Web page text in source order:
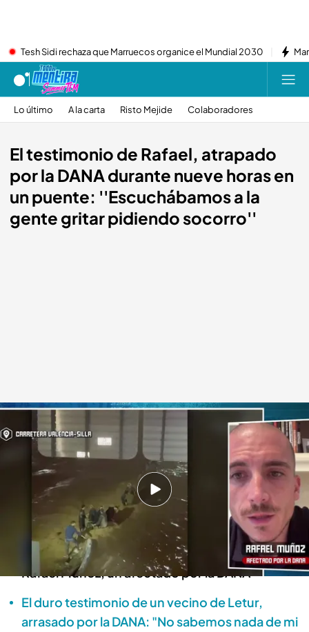
Tesh Sidi rechaza que Marruecos organice el Mundial 2030
Lo último A la carta Risto Mejide Colaboradores
El testimonio de Rafael, atrapado
por la DANA durante nueve horas en
un puente: ''Escuchábamos a la
gente gritar pidiendo socorro''
Hablamos con Rafael Muñoz
Todo es mentira
30 OCT 2024 - 18:13h.
La DANA ha causado grandes estragos y ha
dejado víctimas y desaparecidos tras de sí
'Todo es mentira' ha conectado en directo con
Rafael Muñoz, un afectado por la DANA
El duro testimonio de un vecino de Letur,
arrasado por la DANA: "No sabemos nada de mi